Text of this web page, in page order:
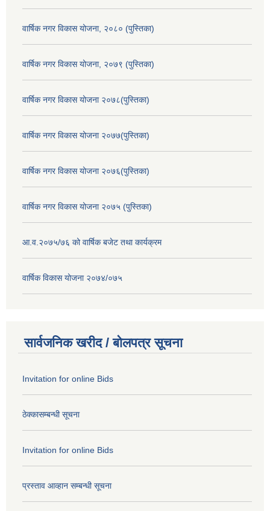
वार्षिक नगर विकास योजना, २०८० (पुस्तिका)
वार्षिक नगर विकास योजना, २०७९ (पुस्तिका)
वार्षिक नगर विकास योजना २०७८(पुस्तिका)
वार्षिक नगर विकास योजना २०७७(पुस्तिका)
वार्षिक नगर विकास योजना २०७६(पुस्तिका)
वार्षिक नगर विकास योजना २०७५ (पुस्तिका)
आ.व.२०७५/७६ को वार्षिक बजेट तथा कार्यक्रम
वार्षिक विकास योजना २०७४/०७५
सार्वजनिक खरीद / बोलपत्र सूचना
Invitation for online Bids
ठेक्कासम्बन्धी सूचना
Invitation for online Bids
प्रस्ताव आव्हान सम्बन्धी सूचना